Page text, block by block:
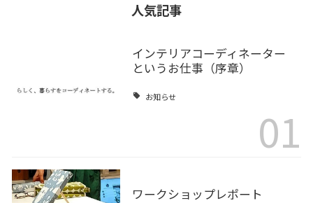
人気記事
インテリアコーディネーター
というお仕事（序章）
お知らせ
01
ワークショップレポート